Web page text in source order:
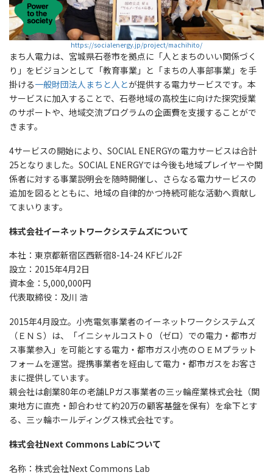
https://socialenergy.jp/project/machihito/
まち人電力は、宮城県石巻市を拠点に「人とまちのいい関係づく
り」をビジョンとして「教育事業」と「まちの人事部事業」を手
掛ける一般財団法人まちと人とが提供する電力サービスです。本
サービスに加入することで、石巻地域の高校生に向けた探究授業
のサポートや、地域交流プログラムの企画費を支援することがで
きます。
4サービスの開始により、SOCIAL ENERGYの電力サービスは合計
25となりました。SOCIAL ENERGYでは今後も地域プレイヤーや関
係者に対する事業説明会を随時開催し、さらなる電力サービスの
追加を図るとともに、地域の自律的かつ持続可能な活動へ貢献し
てまいります。
株式会社イーネットワークシステムズについて
本社：東京都新宿区西新宿8-14-24 KFビル2F
設立：2015年4月2日
資本金：5,000,000円
代表取締役：及川 浩
2015年4月設立。小売電気事業者のイーネットワークシステムズ
（ＥＮＳ）は、「イニシャルコスト０（ゼロ）での電力・都市ガ
ス事業参入」を可能とする電力・都市ガス小売のＯＥＭプラット
フォームを運営。提携事業者を経由して電力・都市ガスをお客さ
まに提供しています。
親会社は創業80年の老舗LPガス事業者の三ッ輪産業株式会社（関
東地方に直売・卸合わせて約20万の顧客基盤を保有）を傘下とす
る、三ッ輪ホールディングス株式会社です。
株式会社Next Commons Labについて
名称：株式会社Next Commons Lab